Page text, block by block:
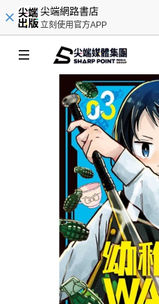
尖端網路書店
立刻使用官方APP